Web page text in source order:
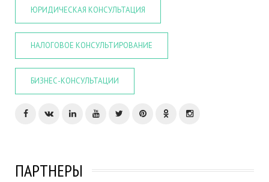
ЮРИДИЧЕСКАЯ КОНСУЛЬТАЦИЯ
НАЛОГОВОЕ КОНСУЛЬТИРОВАНИЕ
БИЗНЕС-КОНСУЛЬТАЦИИ
ПАРТНЕРЫ